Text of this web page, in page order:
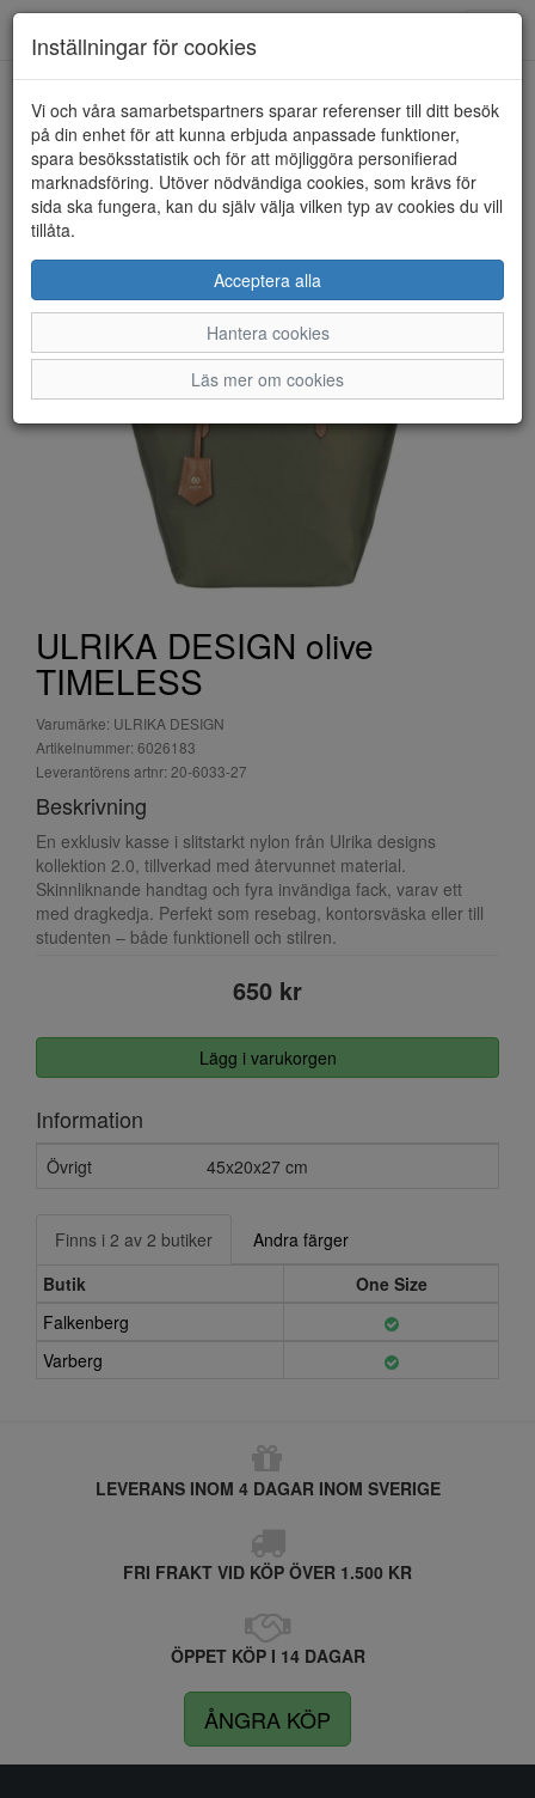
HEM ULRIKA DESIGN
ULRIKA DESIGN olive
TIMELESS
Varumärke: ULRIKA DESIGN
Artikelnummer: 6026183
Leverantörens artnr: 20-6033-27
Beskrivning
En exklusiv kasse i slitstarkt nylon från Ulrika designs
kollektion 2.0, tillverkad med återvunnet material.
Skinnliknande handtag och fyra invändiga fack, varav ett
med dragkedja. Perfekt som resebag, kontorsväska eller till
studenten – både funktionell och stilren.
650 kr
Lägg i varukorgen
Information
Övrigt 45x20x27 cm
Finns i 2 av 2 butiker
Andra färger
Butik
One Size
Falkenberg
Varberg
LEVERANS INOM 4 DAGAR INOM SVERIGE
FRI FRAKT VID KÖP ÖVER 1.500 KR
ÖPPET KÖP I 14 DAGAR
ÅNGRA KÖP
Inställningar för cookies
Vi och våra samarbetspartners sparar referenser till ditt besök
på din enhet för att kunna erbjuda anpassade funktioner,
spara besöksstatistik och för att möjliggöra personifierad
marknadsföring. Utöver nödvändiga cookies, som krävs för
sida ska fungera, kan du själv välja vilken typ av cookies du vill
tillåta.
Acceptera alla
Hantera cookies
Läs mer om cookies